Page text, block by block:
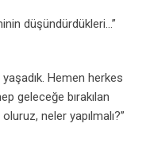
düşündürdükleri…”
Hemen herkes
geleceğe bırakılan
neler yapılmalı?”